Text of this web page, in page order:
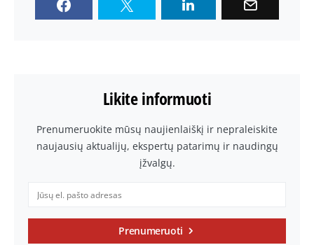
Likite informuoti
Prenumeruokite mūsų naujienlaiškį ir nepraleiskite
naujausių aktualijų, ekspertų patarimų ir naudingų
įžvalgų.
Prenumeruoti